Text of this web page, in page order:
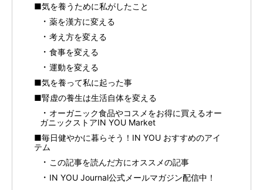
■気を養うために私がしたこと
薬を漢方に変える
考え方を変える
食事を変える
運動を変える
■気を養って私に起った事
■腎虚の養生は生活自体を変える
オーガニック食品やコスメをお得に買えるオー
ガニックストアIN YOU Market
■毎日健やかに暮らそう！IN YOU おすすめのアイ
テム
この記事を読んだ方にオススメの記事
IN YOU Journal公式メールマガジン配信中！